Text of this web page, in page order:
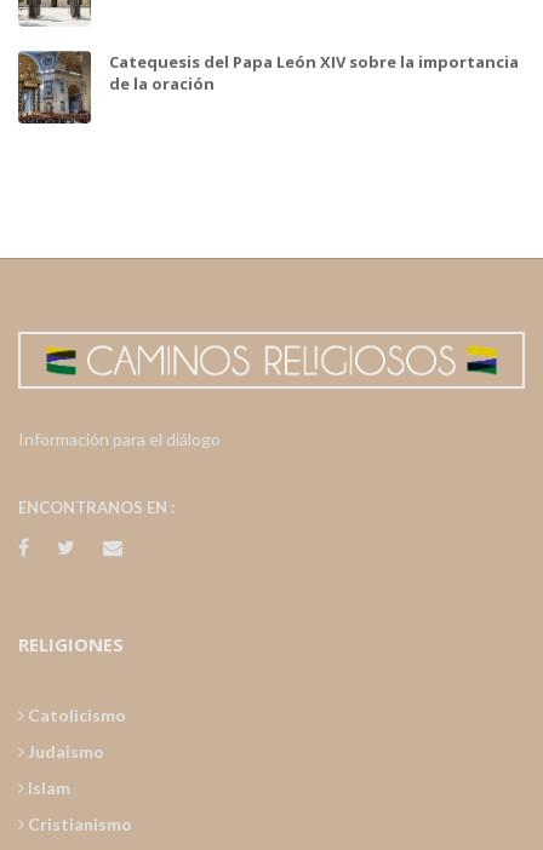
Catequesis del Papa León XIV sobre la importancia
de la oración
Información para el diálogo
ENCONTRANOS EN :
RELIGIONES
Catolicismo
Judaismo
Islam
Cristianismo